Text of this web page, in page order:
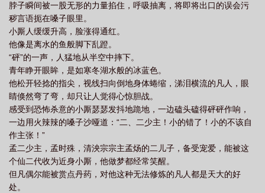
脖子瞬间被一股无形的力量掐住，呼吸抽离，将即将出口的误会污
秽言语扼在嗓子眼里。
小厮人缓缓升高，脸涨得通红。
他像是离水的鱼般脚下乱蹬。
“砰”的一声，人猛地从半空中摔下。
青年睁开眼眸，是如寒冬湖水般的冰蓝色。
他松开轻捻的指尖，视线扫向倒地身体蜷缩，涕泪横流的凡人，眼
睛倏然弯了弯，却只让人觉得心惊胆战。
感受到恐怖杀意的小厮瑟瑟发抖地跪地，一边磕头磕得砰砰作响，
一边用火辣辣的嗓子沙哑道：“二、二少主！小的错了！小的不该自
作主张！”
孟二少主，孟时殊，清泱宗宗主孟炀的二儿子，备受宠爱，能被这
个仙二代收为近身小厮，他做梦都经常笑醒。
但凡偶尔能被赏点丹药，对他这种无法修炼的凡人都是天大的好
处。